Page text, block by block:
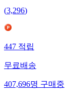
(3,296)
447적립
무료배송
407,696명구매중